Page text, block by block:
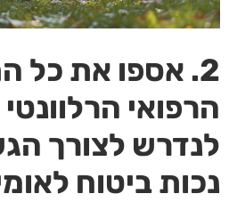
2. אספו את כל
הרפואי
לנדרש לצורך
נכות ביטוח